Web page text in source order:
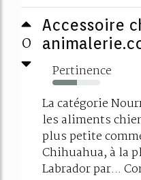
0
Accessoire
Pertinence
52%
La catégorie
les aliments
plus petite
Chihuahua, à la
Labrador par...